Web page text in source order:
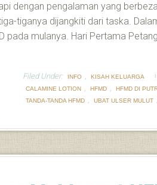
dengan pengalaman yang
tiganya dijangkiti dari taska.
pada mulanya. Hari Pertama
Filed Under: INFO , KISAH KELUARGA
CALAMINE LOTION , HFMD , HFMD DI
TANDA-TANDA HFMD , UBAT ULSER MULUT